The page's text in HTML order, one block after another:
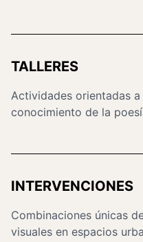
TALLERES
Actividades orientadas
conocimiento de la
INTERVENCIONES
Combinaciones únicas
visuales en espacios